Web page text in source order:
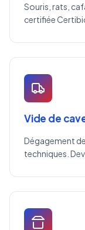
Souris, rats,
certifiée
Vide de
Dégagement
techniques.